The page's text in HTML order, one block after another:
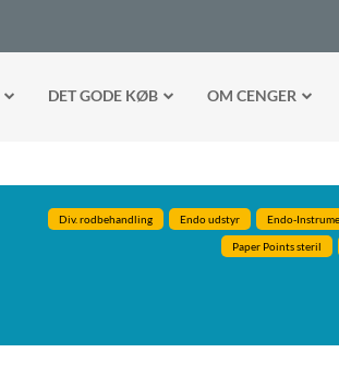
DET GODE KØB OM CENGER
Div. rodbehandling Endo udstyr Endo-
Paper Points steril